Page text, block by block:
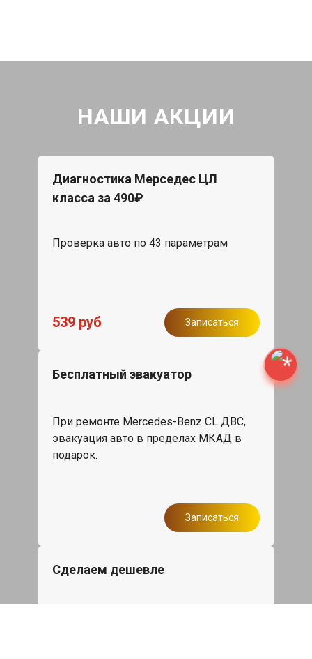
НАШИ АКЦИИ
Диагностика Мерседес ЦЛ
класса за 490₽
Проверка авто по 43 параметрам
539 руб Записаться
Бесплатный эвакуатор
При ремонте Mercedes-Benz CL ДВС,
эвакуация авто в пределах МКАД в
подарок.
Записаться
Сделаем дешевле